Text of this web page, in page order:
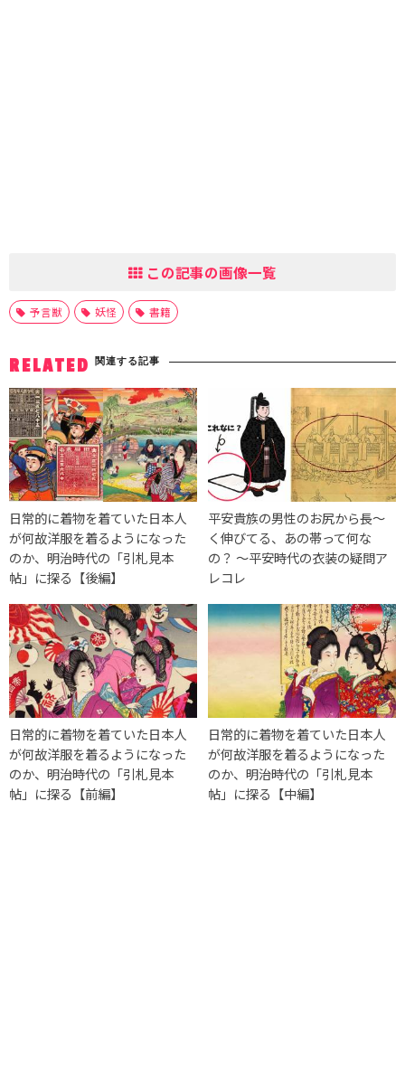
この記事の画像一覧
予言獣 妖怪 書籍
RELATED 関連する記事
日常的に着物を着ていた日本人
が何故洋服を着るようになった
のか、明治時代の「引札見本
帖」に探る【後編】
平安貴族の男性のお尻から長〜
く伸びてる、あの帯って何な
の？ 〜平安時代の衣装の疑問ア
レコレ
日常的に着物を着ていた日本人
が何故洋服を着るようになった
のか、明治時代の「引札見本
帖」に探る【前編】
日常的に着物を着ていた日本人
が何故洋服を着るようになった
のか、明治時代の「引札見本
帖」に探る【中編】